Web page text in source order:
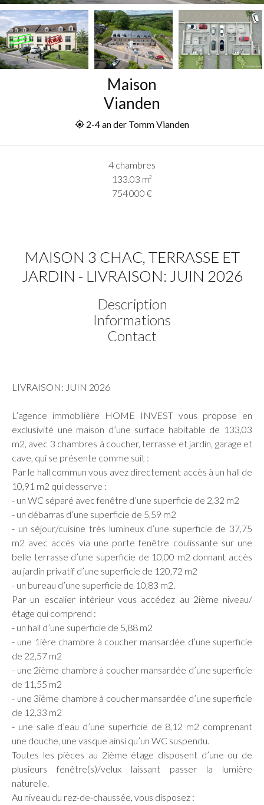
Maison
Vianden
2-4 an der Tomm Vianden
4 chambres
133.03 m²
754 000 €
MAISON 3 CHAC, TERRASSE ET
JARDIN - LIVRAISON: JUIN 2026
Description
Informations
Contact
LIVRAISON: JUIN 2026
L’agence immobilière HOME INVEST vous propose en
exclusivité une maison d’une surface habitable de 133,03
m2, avec 3 chambres à coucher, terrasse et jardin, garage et
cave, qui se présente comme suit :
Par le hall commun vous avez directement accès à un hall de
10,91 m2 qui desserve :
- un WC séparé avec fenêtre d’une superficie de 2,32 m2
- un débarras d’une superficie de 5,59 m2
- un séjour/cuisine très lumineux d’une superficie de 37,75
m2 avec accès via une porte fenêtre coulissante sur une
belle terrasse d’une superficie de 10,00 m2 donnant accès
au jardin privatif d’une superficie de 120,72 m2
- un bureau d’une superficie de 10,83 m2.
Par un escalier intérieur vous accédez au 2ième niveau/
étage qui comprend :
- un hall d’une superficie de 5,88 m2
- une 1ière chambre à coucher mansardée d’une superficie
de 22,57 m2
- une 2ième chambre à coucher mansardée d’une superficie
de 11,55 m2
- une 3ième chambre à coucher mansardée d’une superficie
de 12,33 m2
- une salle d’eau d’une superficie de 8,12 m2 comprenant
une douche, une vasque ainsi qu’un WC suspendu.
Toutes les pièces au 2ième étage disposent d’une ou de
plusieurs fenêtre(s)/velux laissant passer la lumière
naturelle.
Au niveau du rez-de-chaussée, vous disposez :